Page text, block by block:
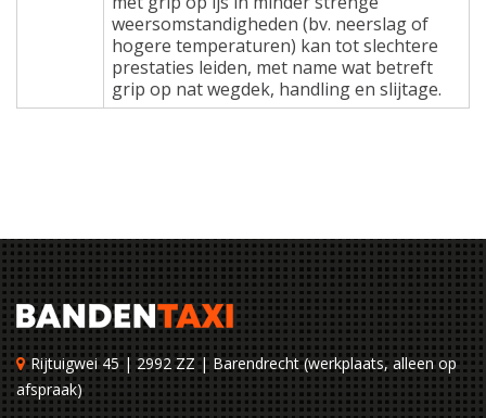
weersomstandigheden (bv. neerslag of
hogere temperaturen) kan tot slechtere
prestaties leiden, met name wat betreft
grip op nat wegdek, handling en slijtage.
Rijtuigwei 45 | 2992 ZZ | Barendrecht (werkplaats, alleen op
afspraak)